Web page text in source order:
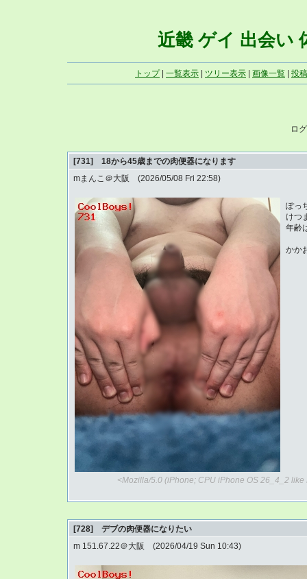
近畿 ゲイ 出会い
トップ| 一覧表示 ツリー表示 画像一覧 投
ロ
[731] 18から45歳までの肉便器になります
mまんこ＠大阪 (2026/05/08 Fri 22:58)
ぽっ
けつ
年齢
かか
<Mozilla/5.0 (iPhone; CPU iPhone OS 26_4_2
[728] デブの肉便器になりたい
m 151.67.22＠大阪 (2026/04/19 Sun 10:43)